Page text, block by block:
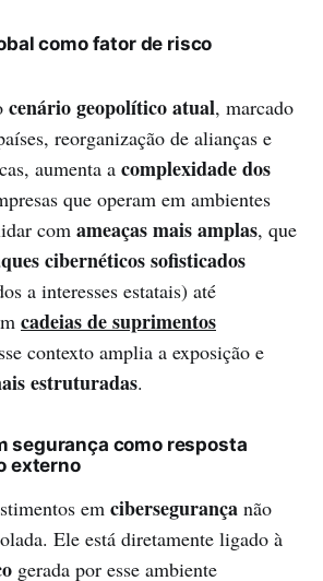
como fator de risco
cenário geopolítico atual, marcado
reorganização de alianças e
aumenta a complexidade dos
que operam em ambientes
com ameaças mais amplas, que
cibernéticos sofisticados
a interesses estatais) até
cadeias de suprimentos
contexto amplia a exposição e
estruturadas.
segurança como resposta
externo
em cibersegurança não
Ele está diretamente ligado à
gerada por esse ambiente